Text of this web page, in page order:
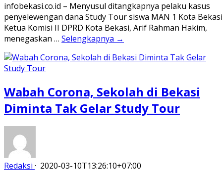
infobekasi.co.id – Menyusul ditangkapnya pelaku kasus
penyelewengan dana Study Tour siswa MAN 1 Kota
Ketua Komisi II DPRD Kota Bekasi, Arif Rahman Hakim,
menegaskan … Selengkapnya →
Wabah Corona, Sekolah di Bekasi
Diminta Tak Gelar Study Tour
Redaksi · 2020-03-10T13:26:10+07:00